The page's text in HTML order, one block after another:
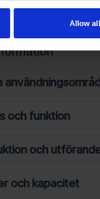
Allow all
och funktion
och
och kapacitet